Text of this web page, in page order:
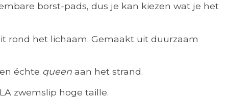
borst-pads, dus je kan kiezen wat je het
rond het lichaam. Gemaakt uit duurzaam
échte queen aan het strand.
zwemslip hoge taille.